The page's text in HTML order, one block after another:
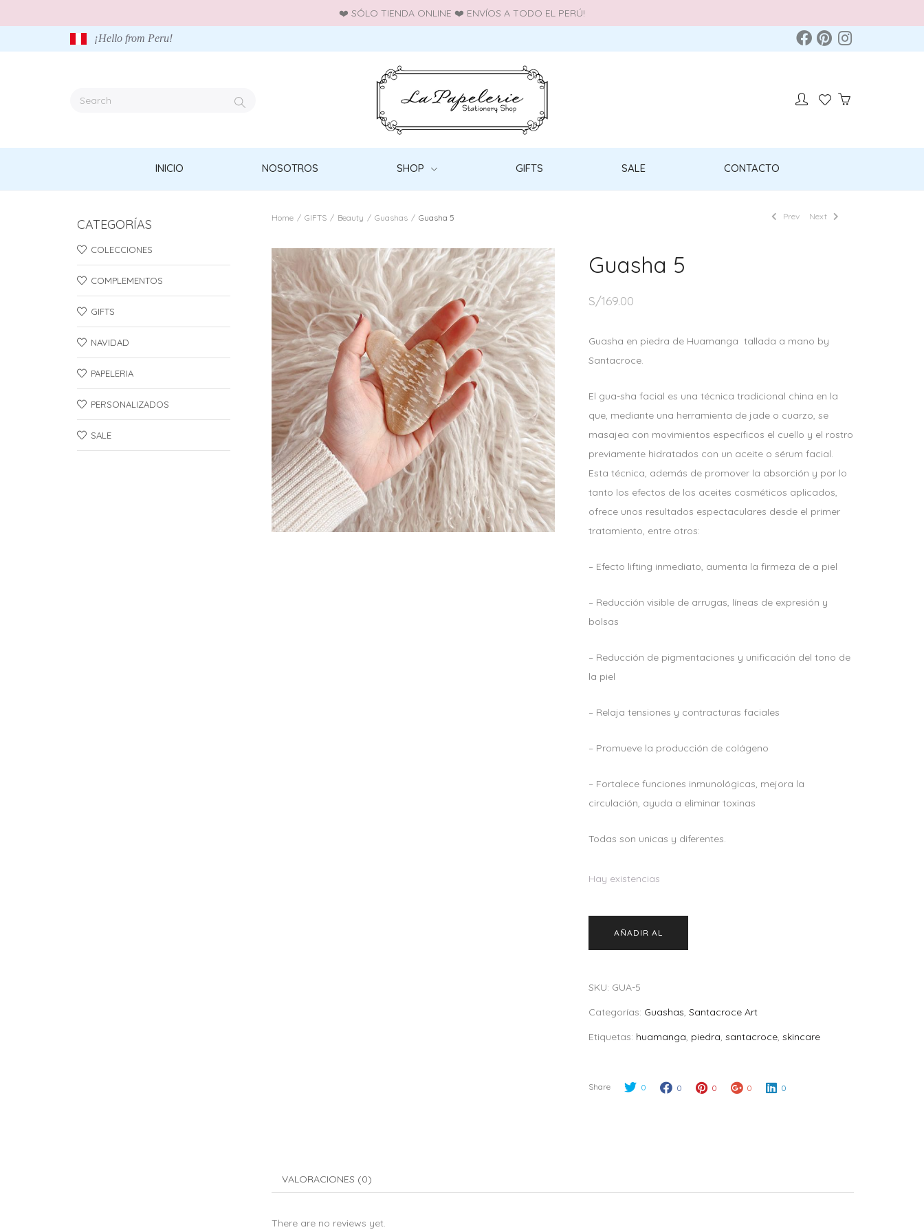
❤️ SÓLO TIENDA ONLINE ❤️ ENVÍOS A TODO EL PERÚ!
¡Hello from Peru!
INICIO NOSOTROS SHOP GIFTS SALE CONTACTO
Prev Next
Home / GIFTS / Beauty / Guashas / Guasha 5
Guasha 5
S/169.00
Guasha en piedra de Huamanga tallada a mano by
Santacroce.
El gua-sha facial es una técnica tradicional china en la
que, mediante una herramienta de jade o cuarzo, se
masajea con movimientos específicos el cuello y el rostro
previamente hidratados con un aceite o sérum facial.
Esta técnica, además de promover la absorción y por lo
tanto los efectos de los aceites cosméticos aplicados,
ofrece unos resultados espectaculares desde el primer
tratamiento, entre otros:
– Efecto lifting inmediato, aumenta la firmeza de a piel
– Reducción visible de arrugas, líneas de expresión y
bolsas
– Reducción de pigmentaciones y unificación del tono de
la piel
– Relaja tensiones y contracturas faciales
– Promueve la producción de colágeno
– Fortalece funciones inmunológicas, mejora la
circulación, ayuda a eliminar toxinas
Todas son unicas y diferentes.
Hay existencias
AÑADIR AL
SKU: GUA-5
Categorías: Guashas, Santacroce Art
Etiquetas: huamanga, piedra, santacroce, skincare
Share 0 0 0 0 0
VALORACIONES (0)
There are no reviews yet.
CATEGORÍAS
COLECCIONES
COMPLEMENTOS
GIFTS
NAVIDAD
PAPELERIA
PERSONALIZADOS
SALE